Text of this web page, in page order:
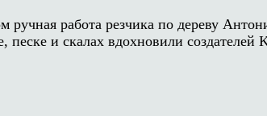
работа резчика по дереву
и скалах вдохновили создателей